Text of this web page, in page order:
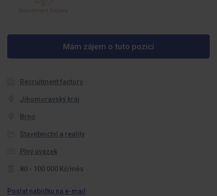
Mám zájem o tuto pozici
Recruitment factory
Jihomoravský kraj
Brno
Stavebnictví a reality
Plný úvazek
80 - 100 000 Kč/měs
Poslat nabídku na e-mail